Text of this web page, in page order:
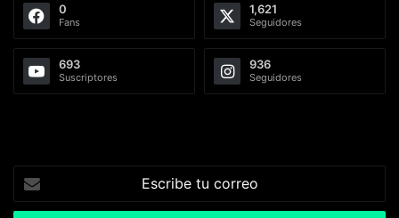
0
Fans
1,621
Seguidores
693
Suscriptores
936
Seguidores
Escribe
tu
correo